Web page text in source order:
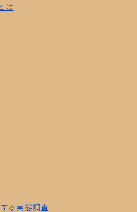
は
る実態調査